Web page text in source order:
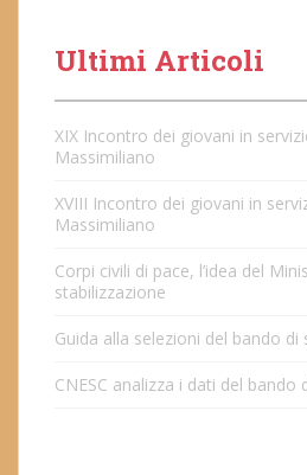
Ultimi Articoli
XIX Incontro dei giovani in
Massimiliano
XVIII Incontro dei giovani in
Massimiliano
Corpi civili di pace, l’idea del
stabilizzazione
Guida alla selezioni del bando di
CNESC analizza i dati del bando